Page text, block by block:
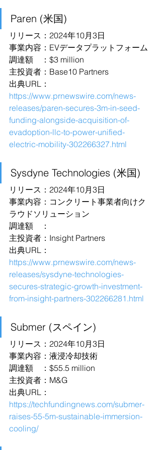
Paren (米国)
リリース：2024年10月3日
事業内容：EVデータプラットフォーム
調達額　：$3 million
主投資者：Base10 Partners
出典URL：
https://www.prnewswire.com/news-
releases/paren-secures-3m-in-seed-
funding-alongside-acquisition-of-
evadoption-llc-to-power-unified-
electric-mobility-302266327.html
Sysdyne Technologies (米国)
リリース：2024年10月3日
事業内容：コンクリート事業者向けク
ラウドソリューション
調達額　：
主投資者：Insight Partners
出典URL：
https://www.prnewswire.com/news-
releases/sysdyne-technologies-
secures-strategic-growth-investment-
from-insight-partners-302266281.html
Submer (スペイン)
リリース：2024年10月3日
事業内容：液浸冷却技術
調達額　：$55.5 million
主投資者：M&G
出典URL：
https://techfundingnews.com/submer-
raises-55-5m-sustainable-immersion-
cooling/